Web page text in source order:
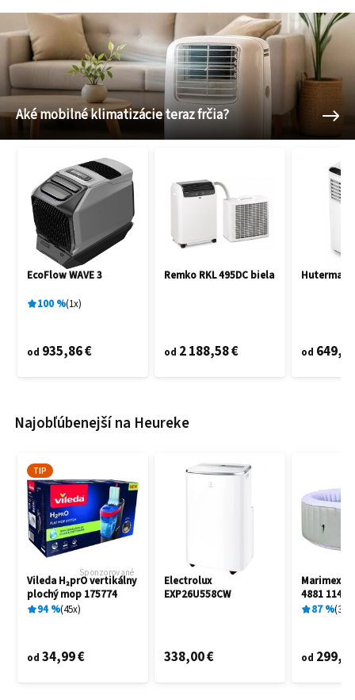
Aké mobilné klimatizácie teraz frčia?
EcoFlow WAVE 3
100% 1x
od 935,86 €
Remko RKL 495DC biela
od 2 188,58 €
Hutermann
od
Najobľúbenejší na Heureke
TIP
Sponzorované
Vileda H₂prO vertikálny
plochý mop 175774
94% 45x
od 34,99 €
Electrolux
EXP26U558CW
338,00 €
Marimex
4881
87% 3
od